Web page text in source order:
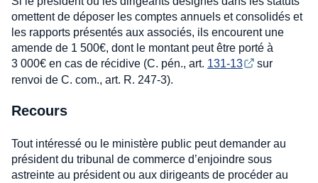
omettent de déposer les comptes annuels et consolidés et
les rapports présentés aux associés, ils encourent une
amende de 1 500€, dont le montant peut être porté à
3 000€ en cas de récidive (C. pén., art. 131-13
sur
renvoi de C. com., art. R. 247-3).
Recours
Tout intéressé ou le ministère public peut demander au
président du tribunal de commerce d’enjoindre sous
astreinte au président ou aux dirigeants de procéder au